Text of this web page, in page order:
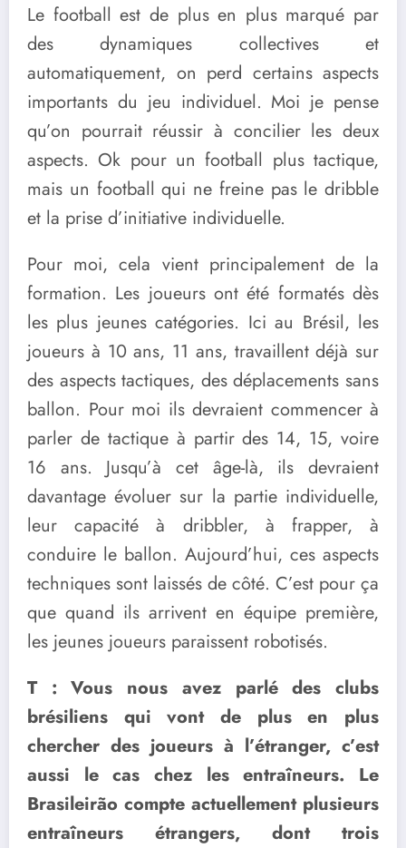
Le football est de plus en plus marqué par
des dynamiques collectives et
automatiquement, on perd certains aspects
importants du jeu individuel. Moi je pense
qu’on pourrait réussir à concilier les deux
aspects. Ok pour un football plus tactique,
mais un football qui ne freine pas le dribble
et la prise d’initiative individuelle.
Pour moi, cela vient principalement de la
formation. Les joueurs ont été formatés dès
les plus jeunes catégories. Ici au Brésil, les
joueurs à 10 ans, 11 ans, travaillent déjà sur
des aspects tactiques, des déplacements sans
ballon. Pour moi ils devraient commencer à
parler de tactique à partir des 14, 15, voire
16 ans. Jusqu’à cet âge-là, ils devraient
davantage évoluer sur la partie individuelle,
leur capacité à dribbler, à frapper, à
conduire le ballon. Aujourd’hui, ces aspects
techniques sont laissés de côté. C’est pour ça
que quand ils arrivent en équipe première,
les jeunes joueurs paraissent robotisés.
T : Vous nous avez parlé des clubs
brésiliens qui vont de plus en plus
chercher des joueurs à l’étranger, c’est
aussi le cas chez les entraîneurs. Le
Brasileirão compte actuellement plusieurs
entraîneurs étrangers, dont trois